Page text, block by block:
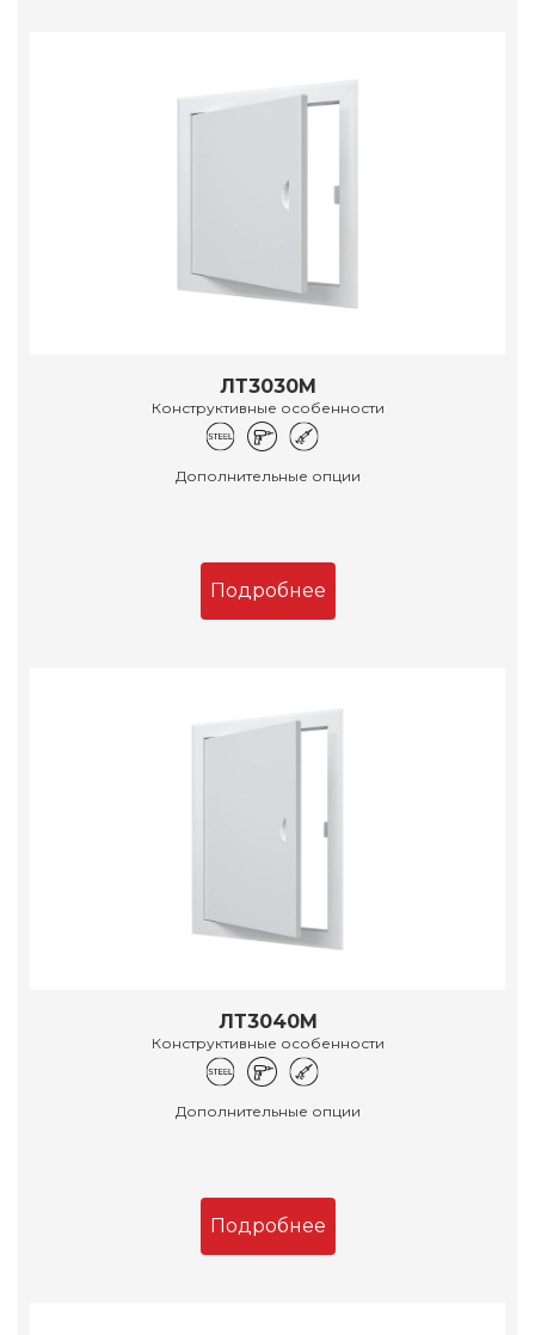
ЛТ3030М
Конструктивные особенности
Дополнительные опции
Подробнее
ЛТ3040М
Конструктивные особенности
Дополнительные опции
Подробнее